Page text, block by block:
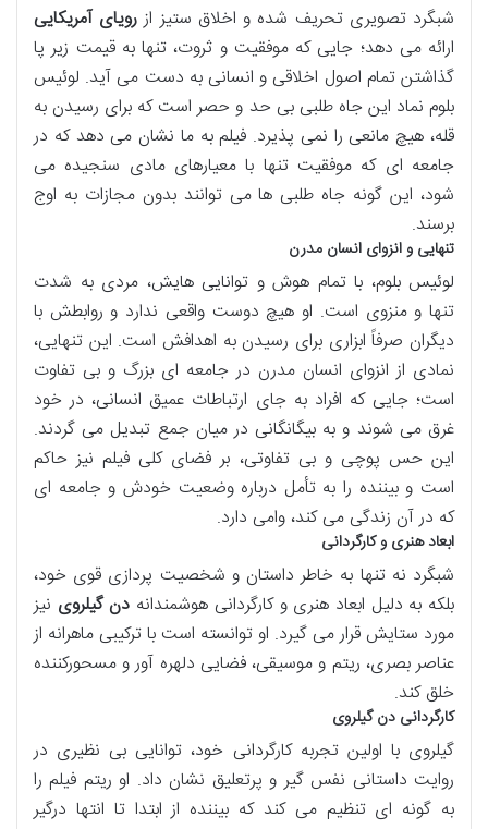
شبگرد تصویری تحریف شده و اخلاق ستیز ازرویای آمریکایی
ارائه می دهد؛ جایی که موفقیت و ثروت، تنها به قیمت زیر پا
گذاشتن تمام اصول اخلاقی و انسانی به دست می آید. لوئیس
بلوم نماد این جاه طلبی بی حد و حصر است که برای رسیدن به
قله، هیچ مانعی را نمی پذیرد. فیلم به ما نشان می دهد که در
جامعه ای که موفقیت تنها با معیارهای مادی سنجیده می
شود، این گونه جاه طلبی ها می توانند بدون مجازات به اوج
برسند.
تنهایی و انزوای انسان مدرن
لوئیس بلوم، با تمام هوش و توانایی هایش، مردی به شدت
تنها و منزوی است. او هیچ دوست واقعی ندارد و روابطش با
دیگران صرفاً ابزاری برای رسیدن به اهدافش است. این تنهایی،
نمادی از انزوای انسان مدرن در جامعه ای بزرگ و بی تفاوت
است؛ جایی که افراد به جای ارتباطات عمیق انسانی، در خود
غرق می شوند و به بیگانگانی در میان جمع تبدیل می گردند.
این حس پوچی و بی تفاوتی، بر فضای کلی فیلم نیز حاکم
است و بیننده را به تأمل درباره وضعیت خودش و جامعه ای
که در آن زندگی می کند، وامی دارد.
ابعاد هنری و کارگردانی
شبگرد نه تنها به خاطر داستان و شخصیت پردازی قوی خود،
بلکه به دلیل ابعاد هنری و کارگردانی هوشمندانه دن گیلروی نیز
مورد ستایش قرار می گیرد. او توانسته است با ترکیبی ماهرانه از
عناصر بصری، ریتم و موسیقی، فضایی دلهره آور و مسحورکننده
خلق کند.
کارگردانی دن گیلروی
گیلروی با اولین تجربه کارگردانی خود، توانایی بی نظیری در
روایت داستانی نفس گیر و پرتعلیق نشان داد. او ریتم فیلم را
به گونه ای تنظیم می کند که بیننده از ابتدا تا انتها درگیر